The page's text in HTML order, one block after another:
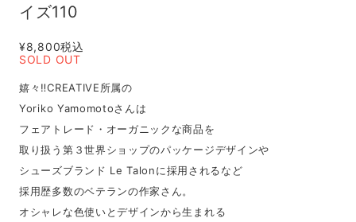
イズ110
¥8,800税込
SOLD OUT
嬉々‼CREATIVE所属の
Yoriko Yamomotoさんは
フェアトレード・オーガニックな商品を
取り扱う第３世界ショップのパッケージデザインや
シューズブランド Le Talonに採用されるなど
採用歴多数のベテランの作家さん。
オシャレな色使いとデザインから生まれる